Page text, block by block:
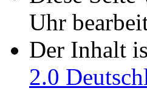
Uhr
Der Inhalt
2.0